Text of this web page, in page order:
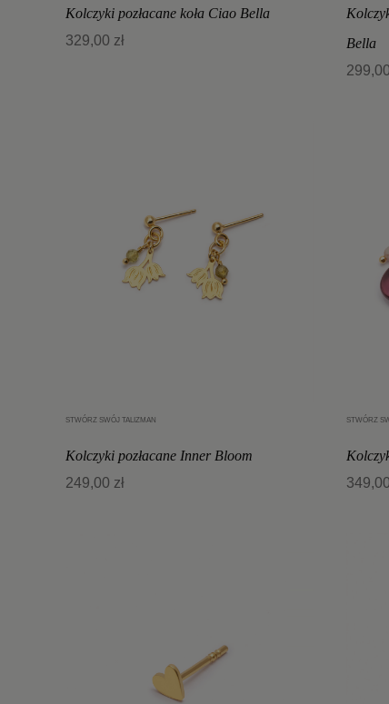
Kolczyki pozłacane koła Ciao Bella
329,00 zł
Bella
Dodaj do koszyka
STWÓRZ SWÓJ TALIZMAN
Kolczyki pozłacane Inner Bloom
249,00 zł
STWÓRZ